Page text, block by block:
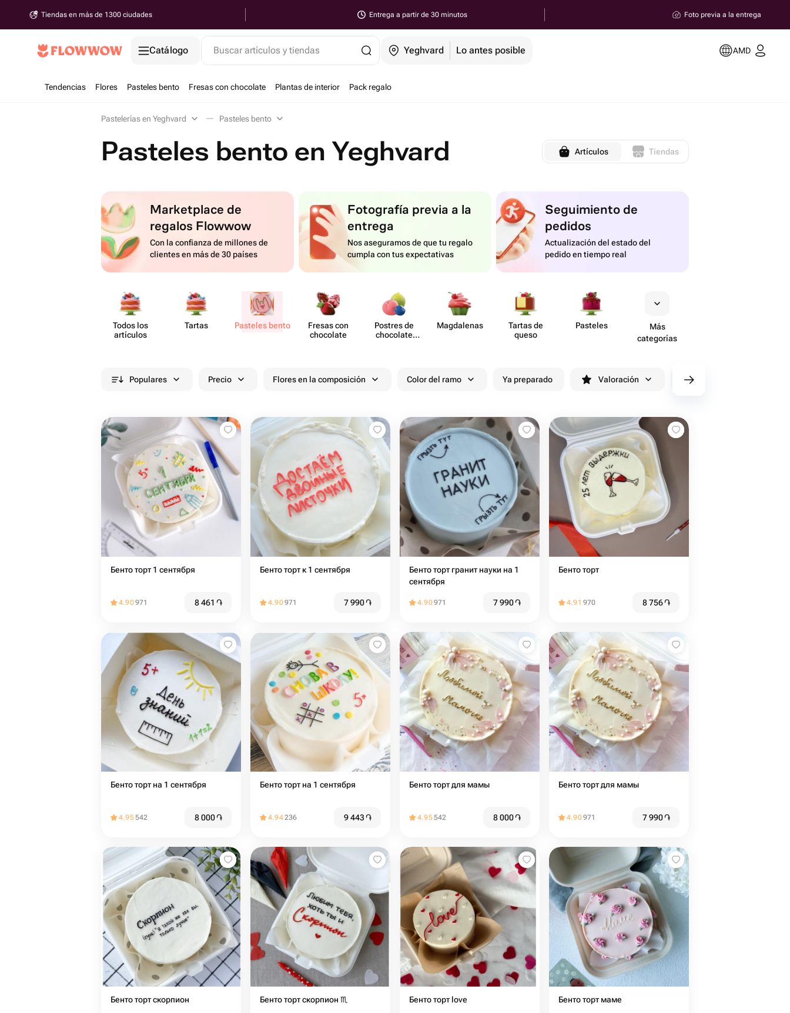
Tiendas en más de 1300 ciudades Entrega a partir de 30 minutos Foto previa a la entrega
Catálogo Buscar artículos y tiendas Yeghvard Lo antes posible AMD
Tendencias Flores Pasteles bento Fresas con chocolate Plantas de interior Pack regalo
Pastelerías en Yeghvard Pasteles bento
Pasteles bento en Yeghvard Artículos Tiendas
Marketplace de
regalos Flowwow
Con la confianza de millones de
clientes en más de 30 países
Fotografía previa a la
entrega
Nos aseguramos de que tu regalo
cumpla con tus expectativas
Seguimiento de
pedidos
Actualización del estado del
pedido en tiempo real
Todos los
artículos
Tartas Pasteles bento
Fresas con
chocolate
Postres de
chocolate
Magd​alenas
Tartas de
queso
Pasteles
Más
categorías
Populares Precio Flores en la composición Color del ramo Ya preparado Valoración cv/filters/name_fast_delivery
Бенто торт 1 сентября
4.90971 8 461 ֏
Бенто торт к 1 сентября
4.90971 7 990֏
Бенто торт гранит науки на 1
сентября
4.90971 7 990֏
Бенто торт
4.91 970 8 756֏
Бенто торт на 1 сентября
4.95542 8 000֏
Бенто торт на 1 сентября
4.94236 9 443֏
Бенто торт для мамы
4.95542 8 000֏
Бенто торт для мамы
4.90971 7 990֏
Бенто торт скорпион Бенто торт скорпион ♏️ Бенто торт love Бенто торт маме